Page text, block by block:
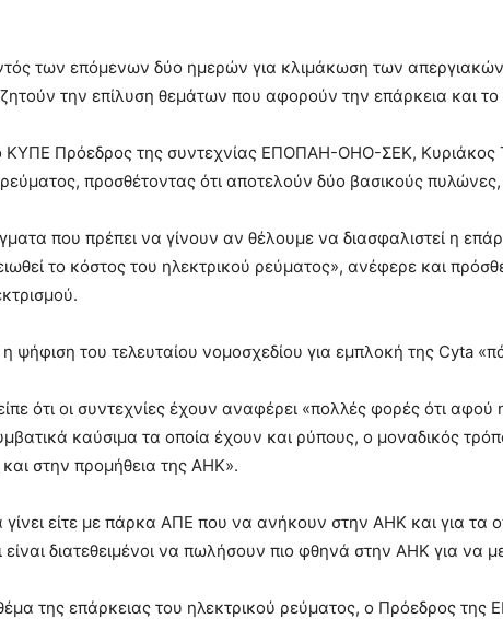
των επόμενων δύο ημερών για κλιμάκωση των
ζητούν την επίλυση θεμάτων που αφορούν την επάρκεια και
ΚΥΠΕ Πρόεδρος της συντεχνίας ΕΠΟΠΑΗ-ΟΗΟ-ΣΕΚ, Κυριάκος
προσθέτοντας ότι αποτελούν δύο βασικούς πυλώνες,
που πρέπει να γίνουν αν θέλουμε να διασφαλιστεί η
το κόστος του ηλεκτρικού ρεύματος», ανέφερε και
η ψήφιση του τελευταίου νομοσχεδίου για εμπλοκή της Cyta
ότι οι συντεχνίες έχουν αναφέρει «πολλές φορές ότι
καύσιμα τα οποία έχουν και ρύπους, ο μοναδικός
στην προμήθεια της ΑΗΚ».
γίνει είτε με πάρκα ΑΠΕ που να ανήκουν στην ΑΗΚ και για τα
είναι διατεθειμένοι να πωλήσουν πιο φθηνά στην ΑΗΚ για
της επάρκειας του ηλεκτρικού ρεύματος, ο Πρόεδρος της